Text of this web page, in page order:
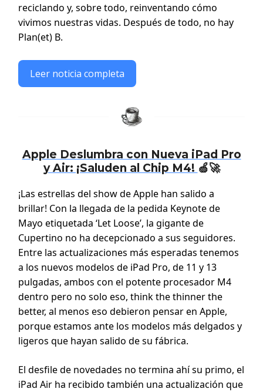
reciclando y, sobre todo, reinventando cómo
vivimos nuestras vidas. Después de todo, no hay
Plan(et) B.
Leer noticia completa
Apple Deslumbra con Nueva iPad Pro
y Air: ¡Saluden al Chip M4! 🍏🚀
¡Las estrellas del show de Apple han salido a
brillar! Con la llegada de la pedida Keynote de
Mayo etiquetada ‘Let Loose’, la gigante de
Cupertino no ha decepcionado a sus seguidores.
Entre las actualizaciones más esperadas tenemos
a los nuevos modelos de iPad Pro, de 11 y 13
pulgadas, ambos con el potente procesador M4
dentro pero no solo eso, think the thinner the
better, al menos eso debieron pensar en Apple,
porque estamos ante los modelos más delgados y
ligeros que hayan salido de su fábrica.
El desfile de novedades no termina ahí su primo, el
iPad Air ha recibido también una actualización que